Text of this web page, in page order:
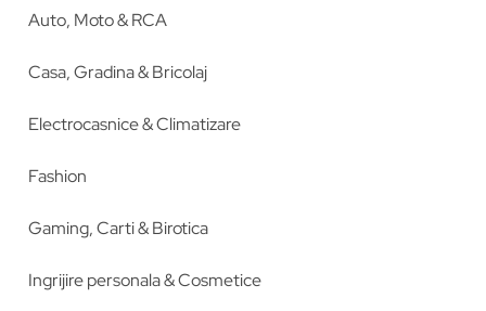
Auto, Moto & RCA
Casa, Gradina & Bricolaj
Electrocasnice & Climatizare
Fashion
Gaming, Carti & Birotica
Ingrijire personala & Cosmetice